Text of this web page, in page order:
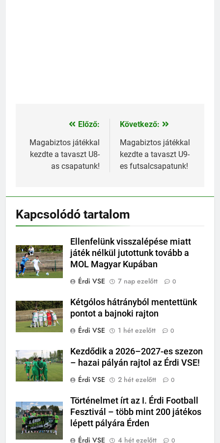
Bejegyzés
navigáció
Előző:
Magabiztos játékkal
kezdte a tavaszt U8-
as csapatunk!
Következő:
Magabiztos játékkal
kezdte a tavaszt U9-
es futsalcsapatunk!
Kapcsolódó tartalom
Ellenfelünk visszalépése miatt
játék nélkül jutottunk tovább a
MOL Magyar Kupában
Érdi VSE
7 nap ezelőtt 0
Kétgólos hátrányból mentettünk
pontot a bajnoki rajton
Érdi VSE
1 hét ezelőtt 0
Kezdődik a 2026–2027-es szezon
– hazai pályán rajtol az Érdi VSE!
Érdi VSE
2 hét ezelőtt 0
Történelmet írt az I. Érdi Football
Fesztivál – több mint 200 játékos
lépett pályára Érden
Érdi VSE
4 hét ezelőtt 0